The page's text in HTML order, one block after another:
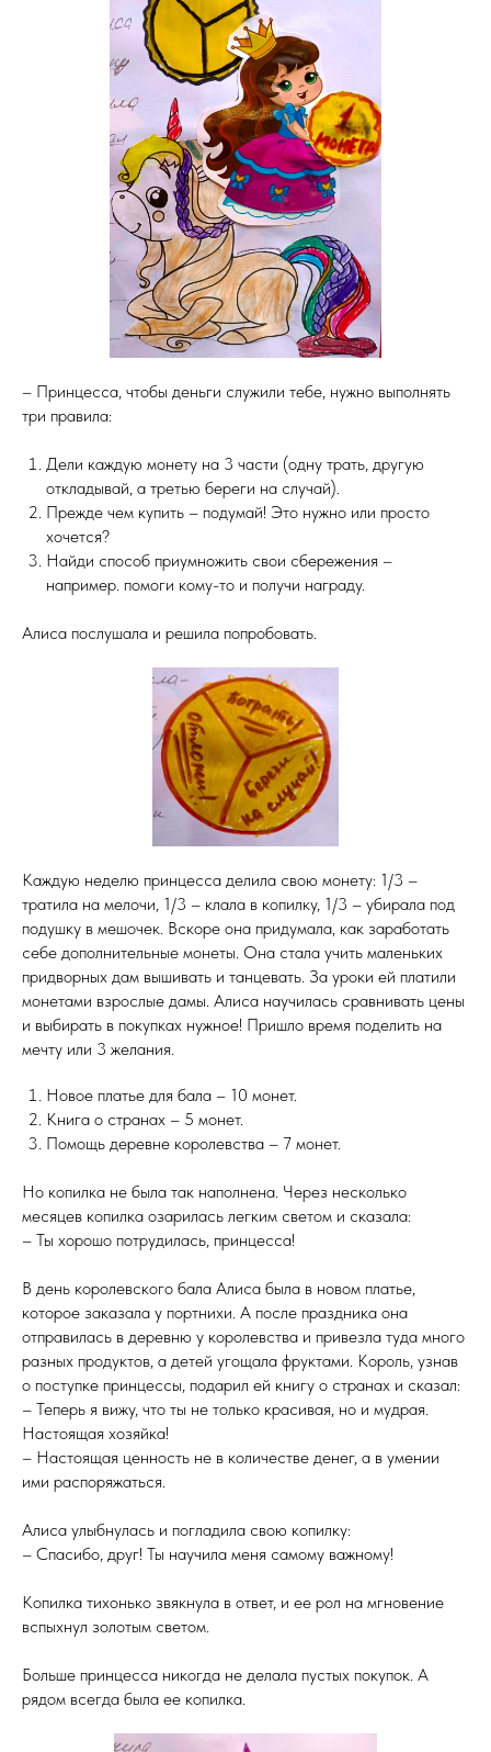
– Принцесса, чтобы деньги служили тебе, нужно выполнять
три правила:
Дели каждую монету на 3 части (одну трать, другую
откладывай, а третью береги на случай).
Прежде чем купить – подумай! Это нужно или просто
хочется?
Найди способ приумножить свои сбережения –
например. помоги кому-то и получи награду.
Алиса послушала и решила попробовать.
Каждую неделю принцесса делила свою монету: 1/3 –
тратила на мелочи, 1/3 – клала в копилку, 1/3 – убирала под
подушку в мешочек. Вскоре она придумала, как заработать
себе дополнительные монеты. Она стала учить маленьких
придворных дам вышивать и танцевать. За уроки ей платили
монетами взрослые дамы. Алиса научилась сравнивать цены
и выбирать в покупках нужное! Пришло время поделить на
мечту или 3 желания.
Новое платье для бала – 10 монет.
Книга о странах – 5 монет.
Помощь деревне королевства – 7 монет.
Но копилка не была так наполнена. Через несколько
месяцев копилка озарилась легким светом и сказала:
– Ты хорошо потрудилась, принцесса!
В день королевского бала Алиса была в новом платье,
которое заказала у портнихи. А после праздника она
отправилась в деревню у королевства и привезла туда много
разных продуктов, а детей угощала фруктами. Король, узнав
о поступке принцессы, подарил ей книгу о странах и сказал:
– Теперь я вижу, что ты не только красивая, но и мудрая.
Настоящая хозяйка!
– Настоящая ценность не в количестве денег, а в умении
ими распоряжаться.
Алиса улыбнулась и погладила свою копилку:
– Спасибо, друг! Ты научила меня самому важному!
Копилка тихонько звякнула в ответ, и ее рол на мгновение
вспыхнул золотым светом.
Больше принцесса никогда не делала пустых покупок. А
рядом всегда была ее копилка.